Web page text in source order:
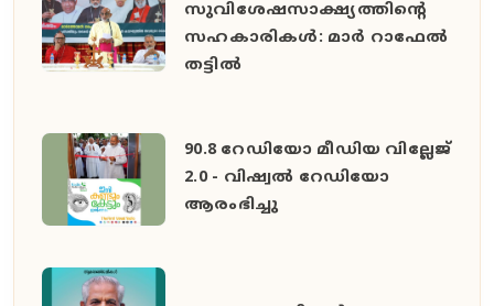
സുവിശേഷസാക്ഷ്യത്തിൻ്റെ
സഹകാരികൾ: മാർ റാഫേൽ
തട്ടിൽ
90.8 റേഡിയോ മീഡിയ വില്ലേജ്
2.0 - വിഷ്വൽ റേഡിയോ
ആരംഭിച്ചു